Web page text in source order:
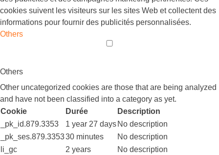
cookies suivent les visiteurs sur les sites Web et collectent des
informations pour fournir des publicités personnalisées.
Others
Others
Other uncategorized cookies are those that are being analyzed
and have not been classified into a category as yet.
Cookie
Durée
Description
_pk_id.879.3353
1 year 27 days No description
_pk_ses.879.335330 minutes
No description
li_gc
2 years No description